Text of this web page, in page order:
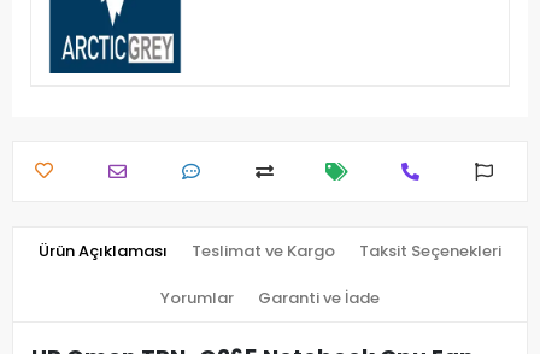
Ürün Açıklaması Teslimat ve Kargo Taksit Seçenekleri
Yorumlar Garanti ve İade